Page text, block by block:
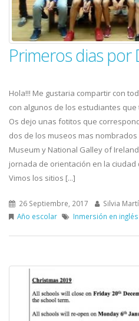
Primeros dias por
Hola!!! Me gustaria compartir con
con algunos de los estudiantes
Os dejo unas fotitos que
dos de los museos mas
Museum y National Galley of
jornada de orientación en la
Vimos los sitios [...]
26 Septiembre, 2017 Silvia
Año escolar
Inmersión en inglés